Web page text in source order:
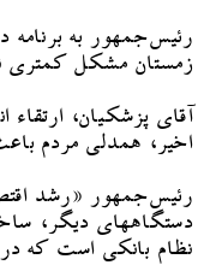
زمستان مشکل کمتری
آقای پزشکیان،
اخیر، همدلی مردم
رئیس‌جمهور «رشد
دستگاههای دیگر،
نظام بانکی است که